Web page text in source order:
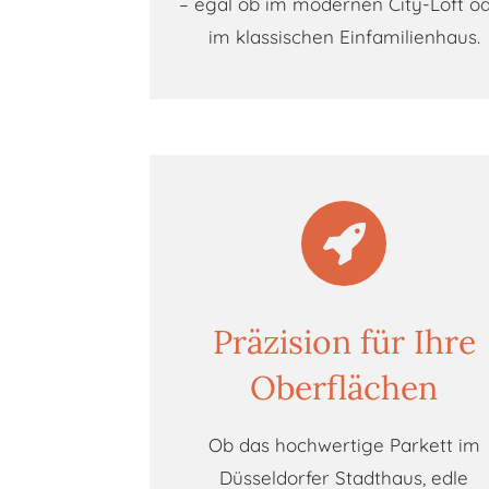
im klassischen Einfamilienhaus.
Präzision für Ihre
Oberflächen
Ob das hochwertige Parkett im
Düsseldorfer Stadthaus, edle